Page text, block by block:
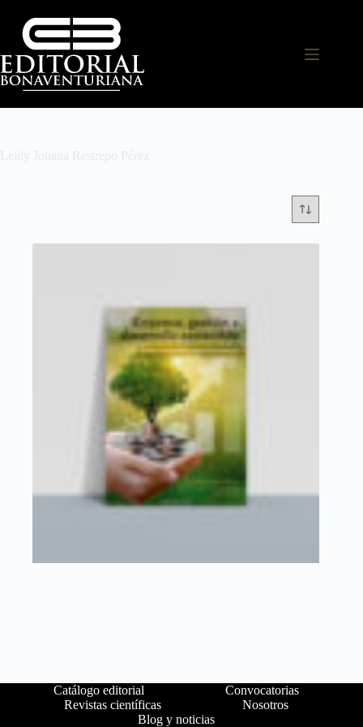
Leidy Johana Restrepo Pérez
Catálogo editorial
Convocatorias
Revistas científicas
Nosotros
Blog y noticias